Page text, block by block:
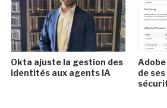
Okta ajuste la gestion des
identités aux agents IA
de